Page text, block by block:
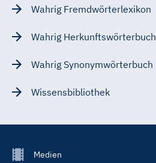
Wahrig Fremdwörterlexikon
Wahrig Herkunftswörterbuch
Wahrig Synonymwörterbuch
Wissensbibliothek
FooterMedien